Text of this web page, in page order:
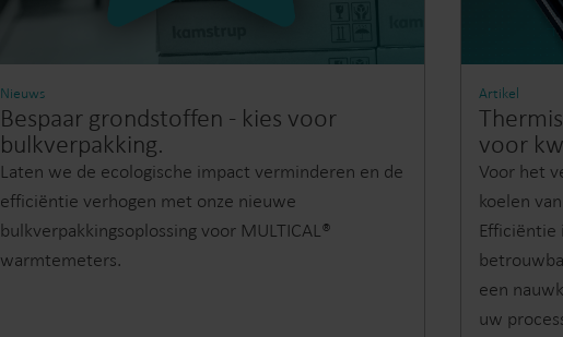
Elektriciteitsoplossingen​
Geavanceerde oplossingen
voor slimme energiemeting
en -beheer.
Submetering- oplossingen
onderbemetering van
verbruik voor beter inzicht en
efficiënt middelenbeheer.
Nieuws
Bespaar grondstoffen - kies voor
bulkverpakking.
Laten we de ecologische impact verminderen en de
efficiëntie verhogen met onze nieuwe
bulkverpakkingsoplossing voor MULTICAL®
warmtemeters.
Artikel
voor
Voor het
koelen
een
uw